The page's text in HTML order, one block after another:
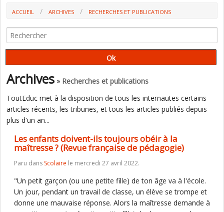
ACCUEIL ARCHIVES RECHERCHES ET PUBLICATIONS
Archives » Recherches et publications
ToutEduc met à la disposition de tous les internautes certains
articles récents, les tribunes, et tous les articles publiés depuis
plus d'un an...
Les enfants doivent-ils toujours obéir à la
maîtresse ? (Revue française de pédagogie)
Paru dans Scolaire le mercredi 27 avril 2022.
"Un petit garçon (ou une petite fille) de ton âge va à l'école.
Un jour, pendant un travail de classe, un élève se trompe et
donne une mauvaise réponse. Alors la maîtresse demande à